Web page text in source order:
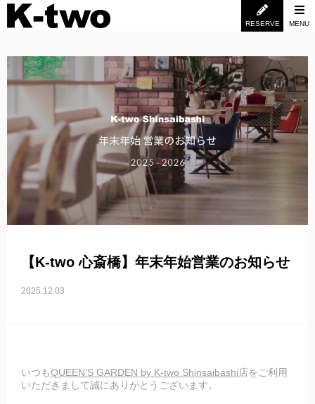
RESERVE MENU
【K-two 心斎橋】年末年始営業のお知らせ
2025.12.03
いつもQUEEN’S GARDEN by K-two Shinsaibashi店をご利用
いただきまして誠にありがとうございます。